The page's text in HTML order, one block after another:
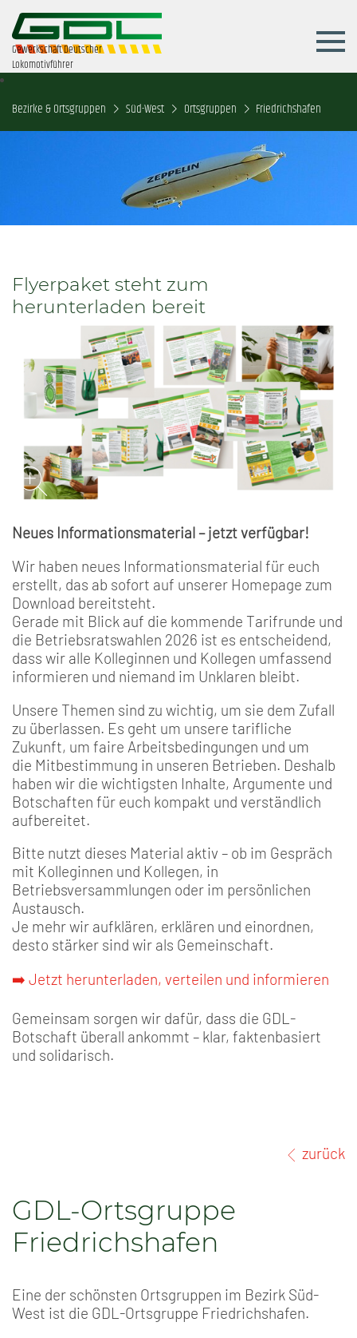
Gewerkschaft Deutscher
Lokomotivführer
Bezirke & Ortsgruppen Süd-West Ortsgruppen Friedrichshafen
Flyerpaket steht zum
herunterladen bereit
Neues Informationsmaterial – jetzt verfügbar!
Wir haben neues Informationsmaterial für euch
erstellt, das ab sofort auf unserer Homepage zum
Download bereitsteht.
Gerade mit Blick auf die kommende Tarifrunde und
die Betriebsratswahlen 2026 ist es entscheidend,
dass wir alle Kolleginnen und Kollegen umfassend
informieren und niemand im Unklaren bleibt.
Unsere Themen sind zu wichtig, um sie dem Zufall
zu überlassen. Es geht um unsere tarifliche
Zukunft, um faire Arbeitsbedingungen und um
die Mitbestimmung in unseren Betrieben. Deshalb
haben wir die wichtigsten Inhalte, Argumente und
Botschaften für euch kompakt und verständlich
aufbereitet.
Bitte nutzt dieses Material aktiv – ob im Gespräch
mit Kolleginnen und Kollegen, in
Betriebsversammlungen oder im persönlichen
Austausch.
Je mehr wir aufklären, erklären und einordnen,
desto stärker sind wir als Gemeinschaft.
➡️ Jetzt herunterladen, verteilen und informieren
Gemeinsam sorgen wir dafür, dass die GDL-
Botschaft überall ankommt – klar, faktenbasiert
und solidarisch.
zurück
GDL-Ortsgruppe
Friedrichshafen
Eine der schönsten Ortsgruppen im Bezirk Süd-
West ist die GDL-Ortsgruppe Friedrichshafen.